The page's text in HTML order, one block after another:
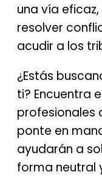
una vía
resolver
acudir a los
¿Estás
ti? Encuentra
profesionales
ponte en
ayudarán a
forma neutral